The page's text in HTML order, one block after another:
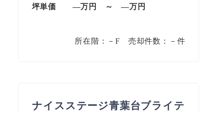
坪単価 —万円 ～—万円
所在階：－F 売却件数：－件
ナイスステージ青葉台ブライテ